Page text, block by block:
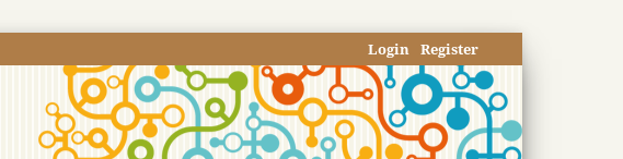
Register
Login